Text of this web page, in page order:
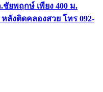
ยพฤกษ์ เพียง 400 ม.
ลังติดคลองสวย โทร 092-